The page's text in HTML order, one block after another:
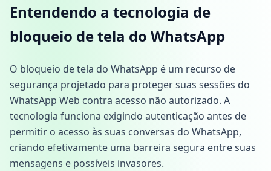
Entendendo a tecnologia de
bloqueio de tela do WhatsApp
O bloqueio de tela do WhatsApp é um recurso de
segurança projetado para proteger suas sessões do
WhatsApp Web contra acesso não autorizado. A
tecnologia funciona exigindo autenticação antes de
permitir o acesso às suas conversas do WhatsApp,
criando efetivamente uma barreira segura entre suas
mensagens e possíveis invasores.